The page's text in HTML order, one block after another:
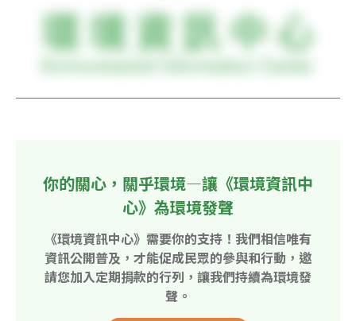
你的關心，關乎環境—讓《環境資訊中
心》為環境發聲
《環境資訊中心》需要你的支持！我們相信唯有
資訊公開普及，才能促成民眾的參與和行動，邀
請您加入定期捐款的行列，讓我們持續為環境發
聲。